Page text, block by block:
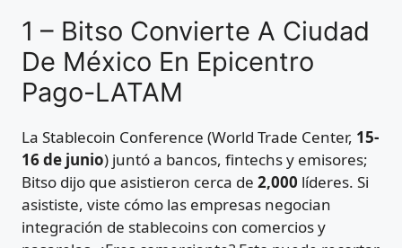
1 – Bitso Convierte A Ciudad
De México En Epicentro
Pago-LATAM
La Stablecoin Conference (World Trade Center, 15-
16 de junio) juntó a bancos, fintechs y emisores;
Bitso dijo que asistieron cerca de 2,000 líderes. Si
asististe, viste cómo las empresas negocian
integración de stablecoins con comercios y